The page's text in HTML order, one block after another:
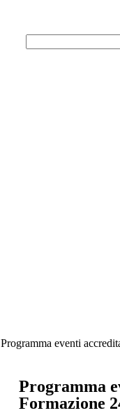
Programma eventi
Programma
Formazione